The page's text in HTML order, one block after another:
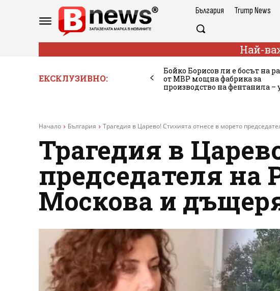
България Trump News
Най-
ЕКСКЛУЗИВНО:
Бойко Борисов ли е босът на
от МВР мощна фабрика за
производство на фентанила –
Начало България Трагедия в Царево! Стихията отнесе в морето
Трагедия в
председателя
Москова и